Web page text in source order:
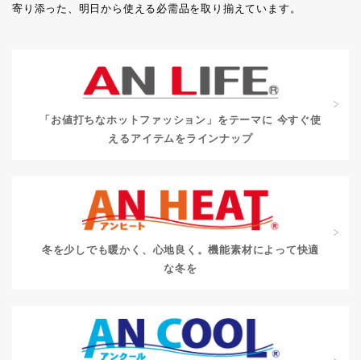
寄り添った、明日から使える必需品を取り揃えています。
「お値打ちなホットファッション」をテーマに 今すぐ使
えるアイテムをラインナップ
冬を少しでも暖かく、心地良く。機能素材によって快適
な冬を